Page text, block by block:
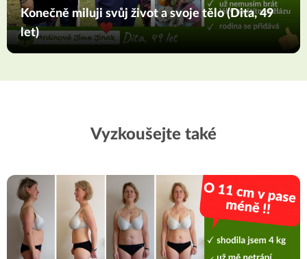
Konečně miluji svůj život a svoje tělo (Dita, 49
let)
Vyzkoušejte také